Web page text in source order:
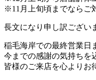
※11月上旬頃までならご
長文になり申し訳ござい
稲毛海岸での最終営業日
今までの感謝の気持ちを
皆様のご来店を心よりお